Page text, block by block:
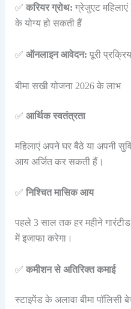
✅ करियर ग्रोथ: ग्रेजुएट
के योग्य हो सकती हैं
✅ ऑनलाइन आवेदन: पूरी
बीमा सखी योजना 2026 के लाभ
✅ आर्थिक स्वतंत्रता
महिलाएं अपने घर बैठे या अपनी
आय अर्जित कर सकती हैं।
✅ निश्चित मासिक आय
पहले 3 साल तक हर महीने
में इजाफा करेगा।
✅ कमीशन से अतिरिक्त कमाई
स्टाइपेंड के अलावा बीमा